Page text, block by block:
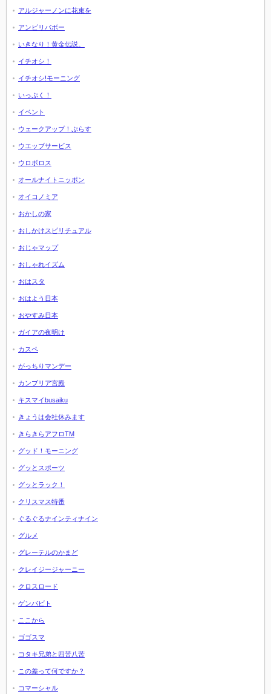
アルジャーノンに花束を
アンビリバボー
いきなり！黄金伝説。
イチオシ！
イチオシ!モーニング
いっぷく！
イベント
ウェークアップ！ぷらす
ウエッブサービス
ウロボロス
オールナイトニッポン
オイコノミア
おかしの家
おしかけスピリチュアル
おじゃマップ
おしゃれイズム
おはスタ
おはよう日本
おやすみ日本
ガイアの夜明け
カスペ
がっちりマンデー
カンブリア宮殿
キスマイbusaiku
きょうは会社休みます
きらきらアフロTM
グッド！モーニング
グッとスポーツ
グッとラック！
クリスマス特番
ぐるぐるナインティナイン
グルメ
グレーテルのかまど
クレイジージャーニー
クロスロード
ゲンバビト
ここから
ゴゴスマ
コタキ兄弟と四苦八苦
この差って何ですか？
コマーシャル